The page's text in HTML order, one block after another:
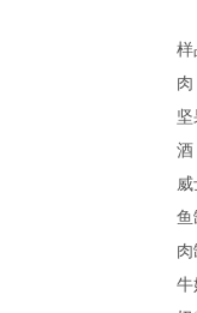
样
肉
酒
鱼
牛